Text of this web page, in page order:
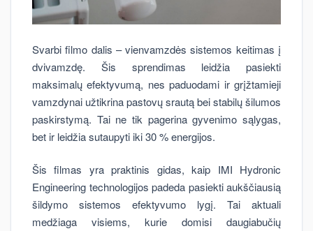
Svarbi filmo dalis – vienvamzdės sistemos keitimas į
dvivamzdę. Šis sprendimas leidžia pasiekti
maksimalų efektyvumą, nes paduodami ir grįžtamieji
vamzdynai užtikrina pastovų srautą bei stabilų šilumos
paskirstymą. Tai ne tik pagerina gyvenimo sąlygas,
bet ir leidžia sutaupyti iki 30 % energijos.
Šis filmas yra praktinis gidas, kaip IMI Hydronic
Engineering technologijos padeda pasiekti aukščiausią
šildymo sistemos efektyvumo lygį. Tai aktuali
medžiaga visiems, kurie domisi daugiabučių